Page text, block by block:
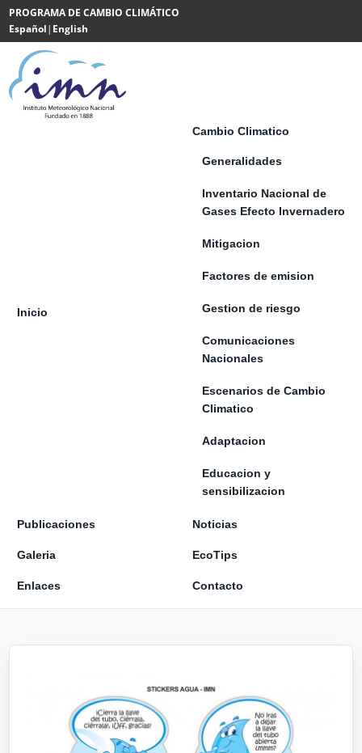
Saltar al contenido
PROGRAMA DE CAMBIO CLIMÁTICO
Español| English
Powered
by
Translate
Inicio
Cambio Climatico
Generalidades
Inventario Nacional de
Gases Efecto Invernadero
Mitigacion
Factores de emision
Gestion de riesgo
Comunicaciones
Nacionales
Escenarios de Cambio
Climatico
Adaptacion
Educacion y
sensibilizacion
Publicaciones Noticias
Galeria EcoTips
Enlaces Contacto